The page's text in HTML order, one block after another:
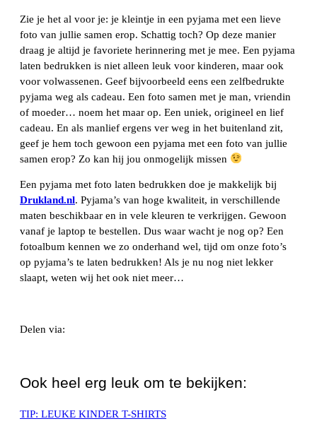
Zie je het al voor je: je kleintje in een pyjama met een lieve
foto van jullie samen erop. Schattig toch? Op deze manier
draag je altijd je favoriete herinnering met je mee. Een pyjama
laten bedrukken is niet alleen leuk voor kinderen, maar ook
voor volwassenen. Geef bijvoorbeeld eens een zelfbedrukte
pyjama weg als cadeau. Een foto samen met je man, vriendin
of moeder… noem het maar op. Een uniek, origineel en lief
cadeau. En als manlief ergens ver weg in het buitenland zit,
geef je hem toch gewoon een pyjama met een foto van jullie
samen erop? Zo kan hij jou onmogelijk missen
Een pyjama met foto laten bedrukken doe je makkelijk bij
Drukland.nl. Pyjama’s van hoge kwaliteit, in verschillende
maten beschikbaar en in vele kleuren te verkrijgen. Gewoon
vanaf je laptop te bestellen. Dus waar wacht je nog op? Een
fotoalbum kennen we zo onderhand wel, tijd om onze foto’s
op pyjama’s te laten bedrukken! Als je nu nog niet lekker
slaapt, weten wij het ook niet meer…
Delen via:
Ook heel erg leuk om te bekijken:
TIP: LEUKE KINDER T-SHIRTS